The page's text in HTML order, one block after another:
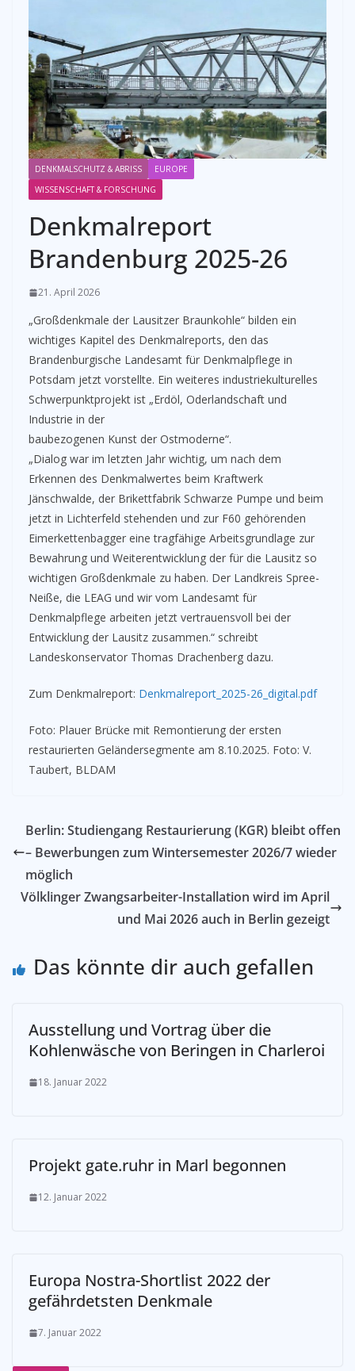
DENKMALSCHUTZ & ABRISS
EUROPE
WISSENSCHAFT & FORSCHUNG
Denkmalreport
Brandenburg 2025-26
21. April 2026
„Großdenkmale der Lausitzer Braunkohle“ bilden ein
wichtiges Kapitel des Denkmalreports, den das
Brandenburgische Landesamt für Denkmalpflege in
Potsdam jetzt vorstellte. Ein weiteres industriekulturelles
Schwerpunktprojekt ist „Erdöl, Oderlandschaft und
Industrie in der
baubezogenen Kunst der Ostmoderne“.
„Dialog war im letzten Jahr wichtig, um nach dem
Erkennen des Denkmalwertes beim Kraftwerk
Jänschwalde, der Brikettfabrik Schwarze Pumpe und beim
jetzt in Lichterfeld stehenden und zur F60 gehörenden
Eimerkettenbagger eine tragfähige Arbeitsgrundlage zur
Bewahrung und Weiterentwicklung der für die Lausitz so
wichtigen Großdenkmale zu haben. Der Landkreis Spree-
Neiße, die LEAG und wir vom Landesamt für
Denkmalpflege arbeiten jetzt vertrauensvoll bei der
Entwicklung der Lausitz zusammen.“ schreibt
Landeskonservator Thomas Drachenberg dazu.
Zum Denkmalreport: Denkmalreport_2025-26_digital.pdf
Foto: Plauer Brücke mit Remontierung der ersten
restaurierten Geländersegmente am 8.10.2025. Foto: V.
Taubert, BLDAM
Berlin: Studiengang Restaurierung (KGR) bleibt offen
– Bewerbungen zum Wintersemester 2026/7 wieder
möglich
Völklinger Zwangsarbeiter-Installation wird im April
und Mai 2026 auch in Berlin gezeigt
Das könnte dir auch gefallen
Ausstellung und Vortrag über die
Kohlenwäsche von Beringen in Charleroi
18. Januar 2022
Projekt gate.ruhr in Marl begonnen
12. Januar 2022
Europa Nostra-Shortlist 2022 der
gefährdetsten Denkmale
7. Januar 2022